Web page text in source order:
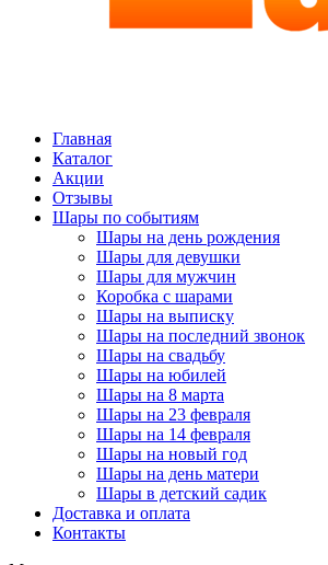
Главная
Каталог
Акции
Отзывы
Шары по событиям
Шары на день рождения
Шары для девушки
Шары для мужчин
Коробка с шарами
Шары на выписку
Шары на последний звонок
Шары на свадьбу
Шары на юбилей
Шары на 8 марта
Шары на 23 февраля
Шары на 14 февраля
Шары на новый год
Шары на день матери
Шары в детский садик
Доставка и оплата
Контакты